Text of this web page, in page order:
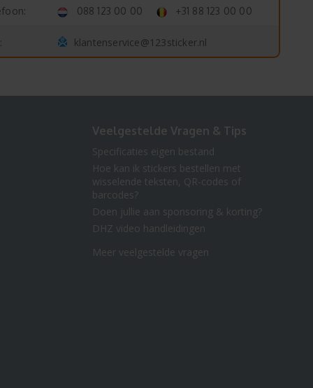
088 123 00 00 +31 88 123 00 00
klantenservice@123sticker.nl
Veelgestelde Vragen & Tips
Specificaties eigen bestand
Hoe kan ik stickers bestellen met
wisselende teksten, QR-codes of
barcodes?
Doen jullie aan sponsoring & korting?
DHZ video handleidingen
Meer veelgestelde vragen